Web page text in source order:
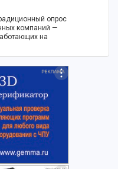
опрос
компаний —
на